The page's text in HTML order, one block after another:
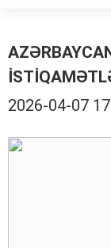
2026-04-07